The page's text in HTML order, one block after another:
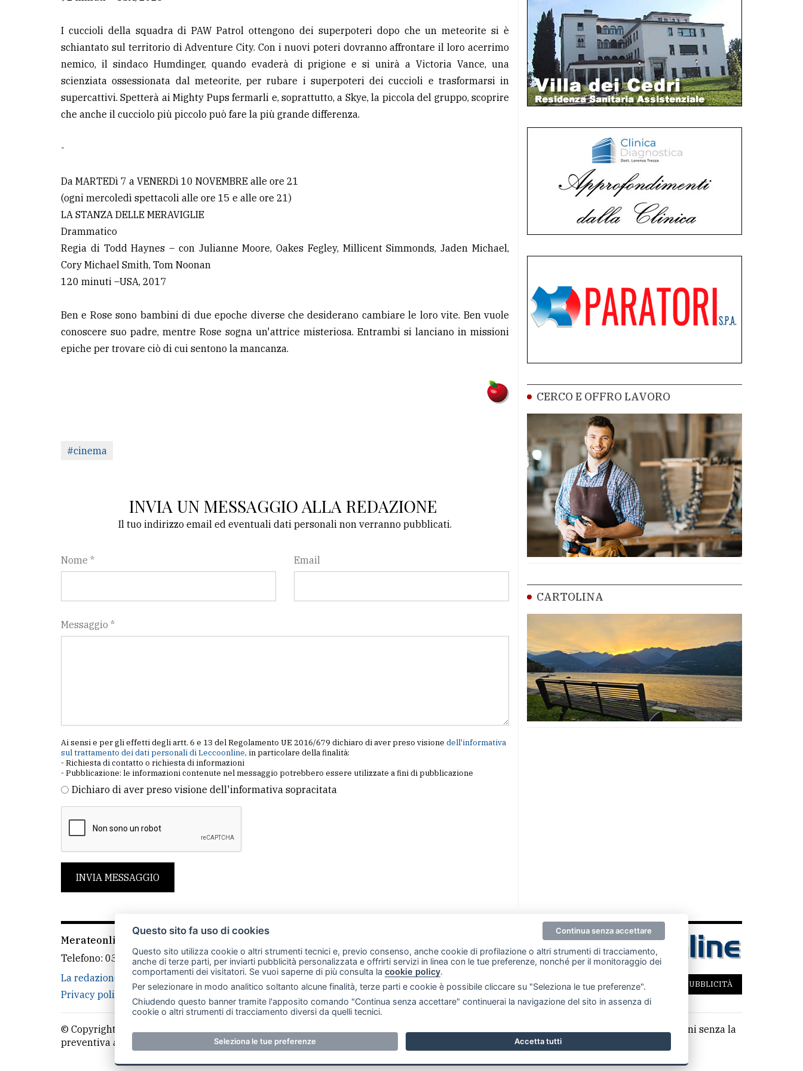
I cuccioli della squadra di PAW Patrol ottengono dei superpoteri dopo che un meteorite si è
schiantato sul territorio di Adventure City. Con i nuovi poteri dovranno affrontare il loro acerrimo
nemico, il sindaco Humdinger, quando evaderà di prigione e si unirà a Victoria Vance, una
scienziata ossessionata dal meteorite, per rubare i superpoteri dei cuccioli e trasformarsi in
supercattivi. Spetterà ai Mighty Pups fermarli e, soprattutto, a Skye, la piccola del gruppo, scoprire
che anche il cucciolo più piccolo può fare la più grande differenza.
-
Da MARTEDì 7 a VENERDì 10 NOVEMBRE alle ore 21
(ogni mercoledì spettacoli alle ore 15 e alle ore 21)
LA STANZA DELLE MERAVIGLIE
Drammatico
Regia di Todd Haynes – con Julianne Moore, Oakes Fegley, Millicent Simmonds, Jaden Michael,
Cory Michael Smith, Tom Noonan
120 minuti –USA, 2017
Ben e Rose sono bambini di due epoche diverse che desiderano cambiare le loro vite. Ben vuole
conoscere suo padre, mentre Rose sogna un'attrice misteriosa. Entrambi si lanciano in missioni
epiche per trovare ciò di cui sentono la mancanza.
#cinema
INVIA UN MESSAGGIO ALLA REDAZIONE
Il tuo indirizzo email ed eventuali dati personali non verranno pubblicati.
Nome * Email
Messaggio *
Ai sensi e per gli effetti degli artt. 6 e 13 del Regolamento UE 2016/679 dichiaro di aver preso visione dell'informativa
sul trattamento dei dati personali di Leccoonline, in particolare della finalità:
- Richiesta di contatto o richiesta di informazioni
- Pubblicazione: le informazioni contenute nel messaggio potrebbero essere utilizzate a fini di pubblicazione
Dichiaro di aver preso visione dell'informativa sopracitata
INVIA MESSAGGIO
CERCO E OFFRO LAVORO
CARTOLINA
Merateonline S.r.l.
Telefono: 039 9902881- Whatsapp: 351 3481257 - E-mail: redazione@leccoonline.com
La redazione
MerateOnline CasateOnline RSS Made byVIP
Privacy policy
Cookie policy Rivedi le tue scelte sui cookie
SCRIVICI PER LA TUA PUBBLICITÀ
© Copyright Merateonline S.r.l. - Tutti i diritti riservati. E' proibita la riproduzione e pubblicazione anche parziale di testi, articoli e immagini senza la
preventiva autorizzazione scritta dell'editore. RI Lecco numero Rea LC 291.277 - Capitale sociale 10.329,14 €
Questo sito fa uso di cookies
Questo sito utilizza cookie o altri strumenti tecnici e, previo consenso, anche cookie di profilazione o altri strumenti di tracciamento,
anche di terze parti, per inviarti pubblicità personalizzata e offrirti servizi in linea con le tue preferenze, nonché per il monitoraggio dei
comportamenti dei visitatori. Se vuoi saperne di più consulta la cookie policy.
Per selezionare in modo analitico soltanto alcune finalità, terze parti e cookie è possibile cliccare su "Seleziona le tue preferenze".
Chiudendo questo banner tramite l'apposito comando "Continua senza accettare" continuerai la navigazione del sito in assenza di
cookie o altri strumenti di tracciamento diversi da quelli tecnici.
Continua senza accettare
Seleziona le tue preferenze Accetta tutti